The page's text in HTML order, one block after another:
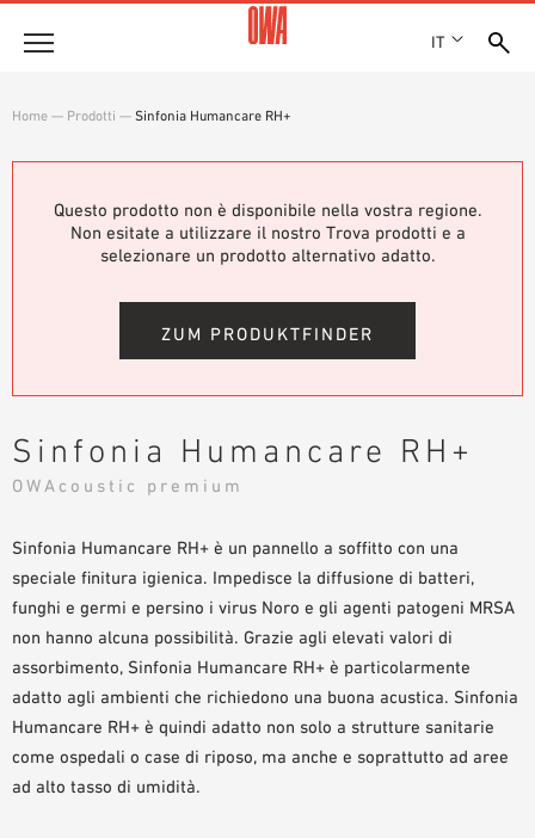
IT
Prodotti
PANORAMICA PRODOTTI
RICERCA GUIDATA
Soluzioni
CAMPI D’APPLICAZIONE
CAPITOLATI D’APPALTO
DOWNLOAD
AUSILII PER LA PROGETTAZIONE
VIDEO
ORDINE CAMPIONE
Home — Prodotti — Sinfonia Humancare RH+
Questo prodotto non è disponibile nella vostra regione.
Non esitate a utilizzare il nostro Trova prodotti e a
selezionare un prodotto alternativo adatto.
ZUM PRODUKTFINDER
Sinfonia Humancare RH+
OWAcoustic premium
Sinfonia Humancare RH+ è un pannello a soffitto con una
speciale finitura igienica. Impedisce la diffusione di batteri,
funghi e germi e persino i virus Noro e gli agenti patogeni MRSA
non hanno alcuna possibilità. Grazie agli elevati valori di
assorbimento, Sinfonia Humancare RH+ è particolarmente
adatto agli ambienti che richiedono una buona acustica. Sinfonia
Humancare RH+ è quindi adatto non solo a strutture sanitarie
come ospedali o case di riposo, ma anche e soprattutto ad aree
ad alto tasso di umidità.